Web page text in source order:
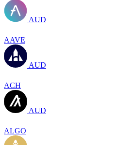
AUD
AAVE
AUD
ACH
AUD
ALGO